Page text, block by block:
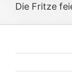
Die Fritze